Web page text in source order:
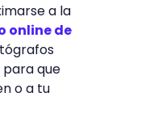
a la
online de
que
o a tu